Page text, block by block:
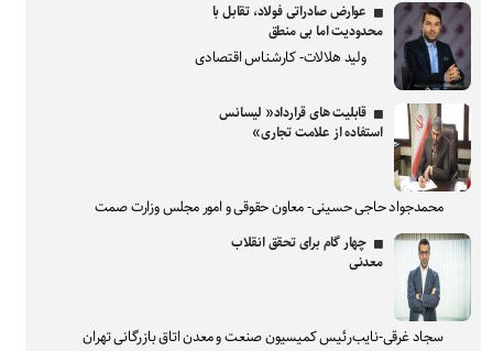
عوارض صادراتی فولاد، تقابل با
محدودیت اما بی منطق
ولید هلالات- کارشناس اقتصادی
قابلیت های قرارداد« لیسانس
استفاده از علامت تجاری»
محمدجواد حاجی حسینی- معاون حقوقی و امور مجلس وزارت صمت
چهار گام برای تحقق انقلاب
معدنی
سجاد غرقی-نایب‌رئیس کمیسیون صنعت و معدن اتاق بازرگانی تهران